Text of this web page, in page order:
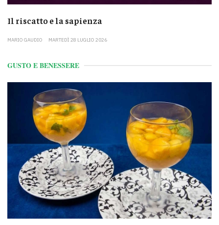
Il riscatto e la sapienza
MARIO GAUDIO MARTEDÌ 28 LUGLIO 2026
GUSTO E BENESSERE